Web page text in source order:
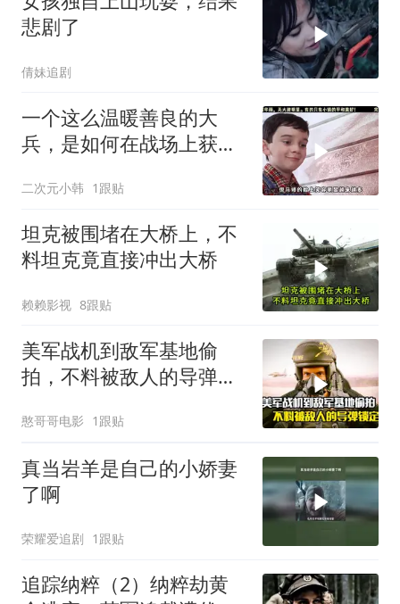
悲剧了
倩妹追剧
一个这么温暖善良的大
兵，是如何在战场上获得
二次元小韩 1跟贴
坦克被围堵在大桥上，不
料坦克竟直接冲出大桥
赖赖影视 8跟贴
美军战机到敌军基地偷
拍，不料被敌人的导弹锁
憨哥哥电影 1跟贴
真当岩羊是自己的小娇妻
了啊
荣耀爱追剧 1跟贴
追踪纳粹（2）纳粹劫黄